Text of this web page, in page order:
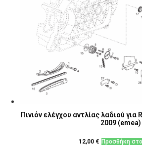
Πινιόν ελέγχου αντλίας λαδιού
2009 (emea)
12,00 € Προσθήκη